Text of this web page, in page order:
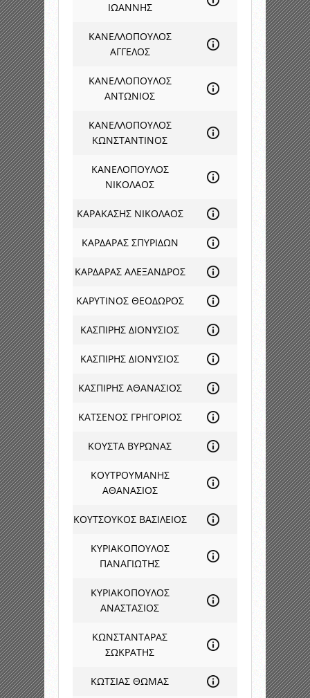
ΙΩΑΝΝΗΣ
ΚΑΝΕΛΛΟΠΟΥΛΟΣ
ΑΓΓΕΛΟΣ
ΚΑΝΕΛΛΟΠΟΥΛΟΣ
ΑΝΤΩΝΙΟΣ
ΚΑΝΕΛΛΟΠΟΥΛΟΣ
ΚΩΝΣΤΑΝΤΙΝΟΣ
ΚΑΝΕΛΟΠΟΥΛΟΣ
ΝΙΚΟΛΑΟΣ
ΚΑΡΑΚΑΣΗΣ ΝΙΚΟΛΑΟΣ
ΚΑΡΔΑΡΑΣ ΣΠΥΡΙΔΩΝ
ΚΑΡΔΑΡΑΣ ΑΛΕΞΑΝΔΡΟΣ
ΚΑΡΥΤΙΝΟΣ ΘΕΟΔΩΡΟΣ
ΚΑΣΠΙΡΗΣ ΔΙΟΝΥΣΙΟΣ
ΚΑΣΠΙΡΗΣ ΔΙΟΝΥΣΙΟΣ
ΚΑΣΠΙΡΗΣ ΑΘΑΝΑΣΙΟΣ
ΚΑΤΣΕΝΟΣ ΓΡΗΓΟΡΙΟΣ
ΚΟΥΣΤΑ ΒΥΡΩΝΑΣ
ΚΟΥΤΡΟΥΜΑΝΗΣ
ΑΘΑΝΑΣΙΟΣ
ΚΟΥΤΣΟΥΚΟΣ ΒΑΣΙΛΕΙΟΣ
ΚΥΡΙΑΚΟΠΟΥΛΟΣ
ΠΑΝΑΓΙΩΤΗΣ
ΚΥΡΙΑΚΟΠΟΥΛΟΣ
ΑΝΑΣΤΑΣΙΟΣ
ΚΩΝΣΤΑΝΤΑΡΑΣ
ΣΩΚΡΑΤΗΣ
ΚΩΤΣΙΑΣ ΘΩΜΑΣ